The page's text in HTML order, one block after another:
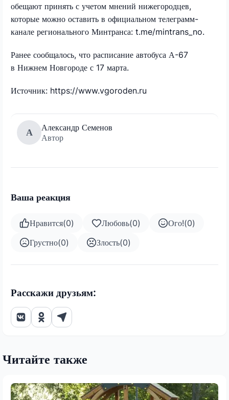
обещают принять с учетом мнений нижегородцев,
которые можно оставить в официальном телеграмм-
канале регионального Минтранса: t.me/mintrans_no.
Ранее сообщалось, что расписание автобуса А-67
в Нижнем Новгороде с 17 марта.
Источник: https://www.vgoroden.ru
А
Александр Семенов
Автор
Ваша реакция
Нравится(0) Любовь(0) Ого!(0)
Грустно(0) Злость(0)
Расскажи друзьям:
Читайте также